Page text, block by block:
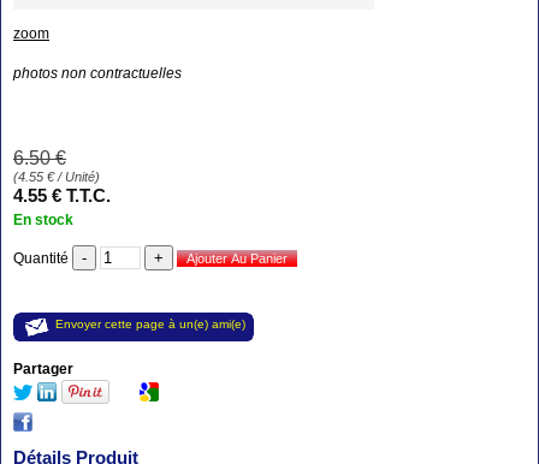
zoom
photos non contractuelles
6.50 €
(4.55 €/ Unité)
4.55 € T.T.C.
En stock
Quantité
Envoyer cette page à un(e) ami(e)
Partager
Détails Produit